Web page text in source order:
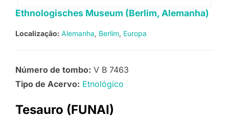
Ethnologisches Museum (Berlim, Alemanha)
Localização: Alemanha Berlim Europa
Número de tombo: V B 7463
Tipo de Acervo: Etnológico
Tesauro (FUNAI)